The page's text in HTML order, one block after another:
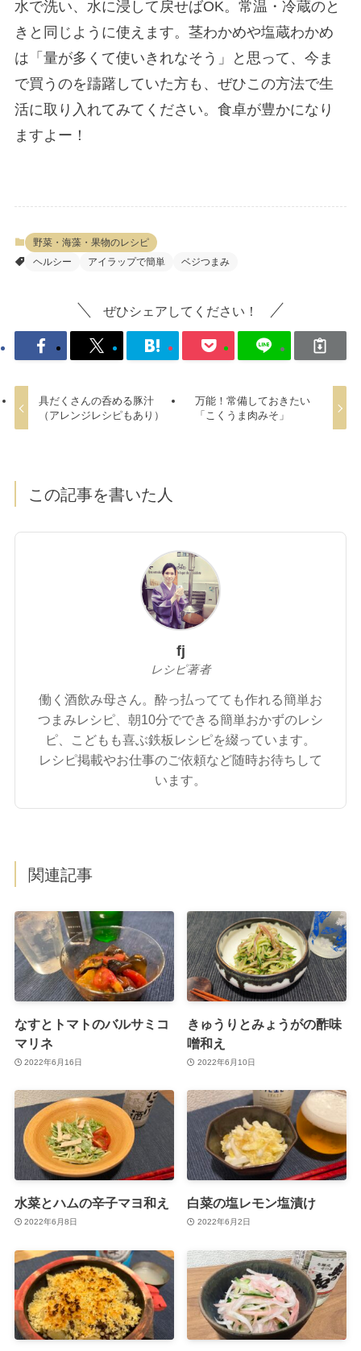
水で洗い、水に浸して戻せばOK。常温・冷蔵のと
きと同じように使えます。茎わかめや塩蔵わかめ
は「量が多くて使いきれなそう」と思って、今ま
で買うのを躊躇していた方も、ぜひこの方法で生
活に取り入れてみてください。食卓が豊かになり
ますよー！
野菜・海藻・果物のレシピ
ヘルシー
アイラップで簡単 ベジつまみ
ぜひシェアしてください！
具だくさんの呑める豚汁
（アレンジレシピもあり）
万能！常備しておきたい
「こくうま肉みそ」
この記事を書いた人
fj
レシピ著者
働く酒飲み母さん。酔っ払ってても作れる簡単お
つまみレシピ、朝10分でできる簡単おかずのレシ
ピ、こどもも喜ぶ鉄板レシピを綴っています。
レシピ掲載やお仕事のご依頼など随時お待ちして
います。
関連記事
なすとトマトのバルサミコ
マリネ
2022年6月16日
きゅうりとみょうがの酢味
噌和え
2022年6月10日
水菜とハムの辛子マヨ和え
2022年6月8日
白菜の塩レモン塩漬け
2022年6月2日